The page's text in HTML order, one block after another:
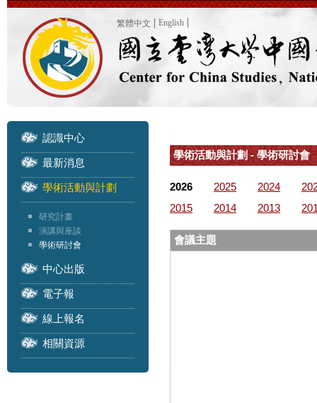
繁體中文 English
認識中心
最新消息
學術活動與計劃
研究計畫
演講與座談
學術研討會
中心出版
電子報
線上報名
相關資源
學術活動與計劃 - 學術研討會
2026 2025 2024
2015
2014 2013
會議主題